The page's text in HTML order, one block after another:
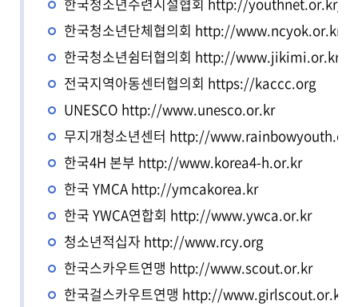
한국청소년단체협의회 http://www.ncyok.or.kr
한국청소년쉼터협의회 http://www.jikimi.or.kr
전국지역아동센터협의회 https://kaccc.org
UNESCO http://www.unesco.or.kr
무지개청소년센터 http://
한국4H 본부 http://www.korea4-h.or.kr
한국 YMCA http://ymcakorea.kr
한국 YWCA연합회 http://www.ywca.or.kr
청소년적십자 http://www.rcy.org
한국스카우트연맹 http://www.scout.or.kr
한국걸스카우트연맹 http://www.girlscout.or.kr